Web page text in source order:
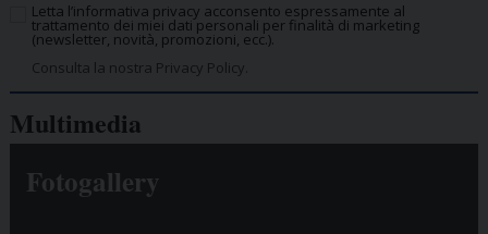
Letta l’informativa privacy acconsento espressamente al
trattamento dei miei dati personali per finalità di marketing
(newsletter, novità, promozioni, ecc.).
Consulta la nostra Privacy Policy.
Multimedia
Fotogallery